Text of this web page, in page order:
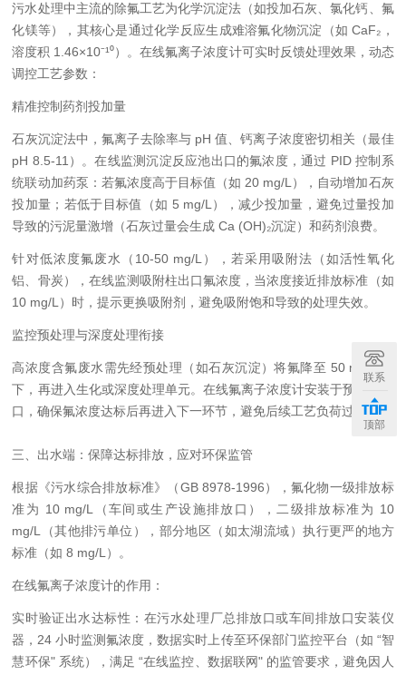
污水处理中主流的除氟工艺为化学沉淀法（如投加石灰、氯化钙、氟
化镁等），其核心是通过化学反应生成难溶氟化物沉淀（如 CaF₂，
溶度积 1.46×10⁻¹⁰）。在线氟离子浓度计可实时反馈处理效果，动态
调控工艺参数：
精准控制药剂投加量
石灰沉淀法中，氟离子去除率与 pH 值、钙离子浓度密切相关（最佳
pH 8.5-11）。在线监测沉淀反应池出口的氟浓度，通过 PID 控制系
统联动加药泵：若氟浓度高于目标值（如 20 mg/L），自动增加石灰
投加量；若低于目标值（如 5 mg/L），减少投加量，避免过量投加
导致的污泥量激增（石灰过量会生成 Ca (OH)₂沉淀）和药剂浪费。
针对低浓度氟废水（10-50 mg/L），若采用吸附法（如活性氧化
铝、骨炭），在线监测吸附柱出口氟浓度，当浓度接近排放标准（如
10 mg/L）时，提示更换吸附剂，避免吸附饱和导致的处理失效。
监控预处理与深度处理衔接
高浓度含氟废水需先经预处理（如石灰沉淀）将氟降至 50 mg/L 以
下，再进入生化或深度处理单元。在线氟离子浓度计安装于预处理出
口，确保氟浓度达标后再进入下一环节，避免后续工艺负荷过高。
三、出水端：保障达标排放，应对环保监管
根据《污水综合排放标准》（GB 8978-1996），氟化物一级排放标
准为 10 mg/L（车间或生产设施排放口），二级排放标准为 10
mg/L（其他排污单位），部分地区（如太湖流域）执行更严的地方
标准（如 8 mg/L）。
在线氟离子浓度计的作用：
实时验证出水达标性：在污水处理厂总排放口或车间排放口安装仪
器，24 小时监测氟浓度，数据实时上传至环保部门监控平台（如 “智
慧环保" 系统），满足 “在线监控、数据联网" 的监管要求，避免因人
联系
顶部